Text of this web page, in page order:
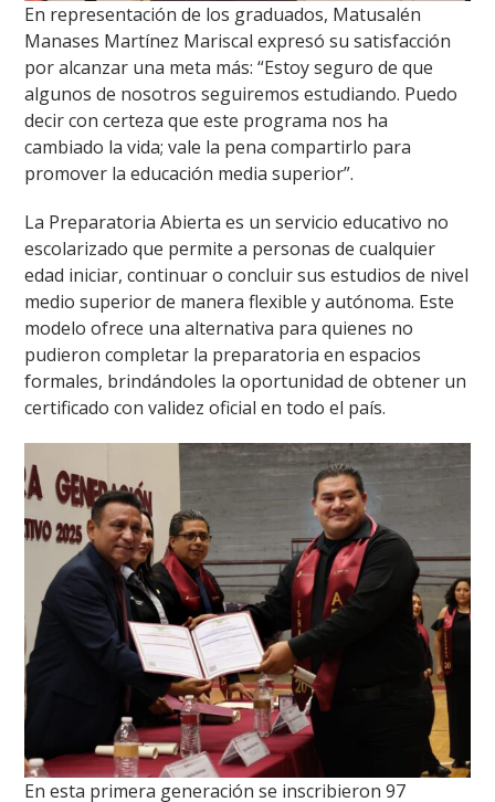
En representación de los graduados, Matusalén
Manases Martínez Mariscal expresó su satisfacción
por alcanzar una meta más: “Estoy seguro de que
algunos de nosotros seguiremos estudiando. Puedo
decir con certeza que este programa nos ha
cambiado la vida; vale la pena compartirlo para
promover la educación media superior”.
La Preparatoria Abierta es un servicio educativo no
escolarizado que permite a personas de cualquier
edad iniciar, continuar o concluir sus estudios de nivel
medio superior de manera flexible y autónoma. Este
modelo ofrece una alternativa para quienes no
pudieron completar la preparatoria en espacios
formales, brindándoles la oportunidad de obtener un
certificado con validez oficial en todo el país.
En esta primera generación se inscribieron 97